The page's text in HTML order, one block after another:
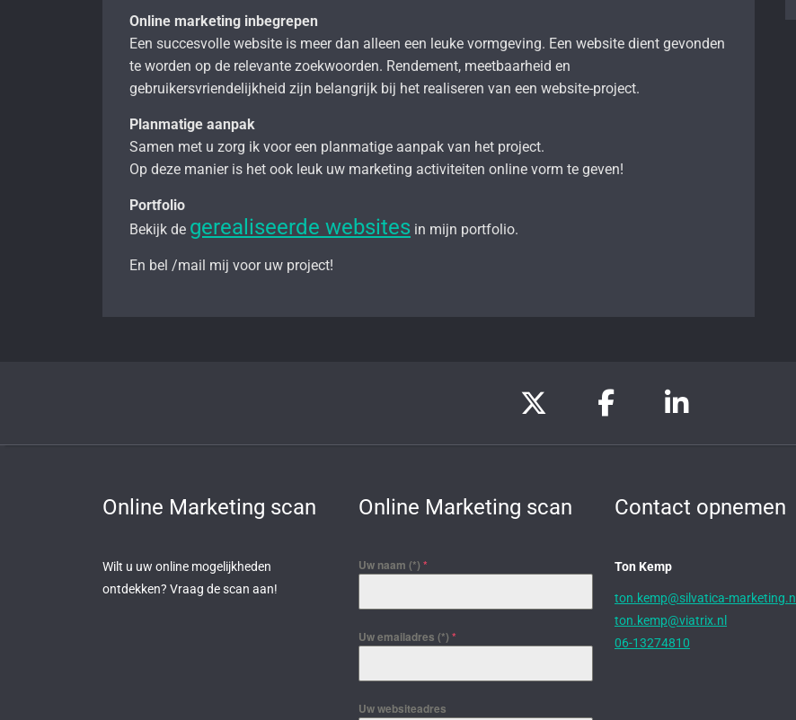
Online marketing inbegrepen
Een succesvolle website is meer dan alleen een leuke vormgeving. Een website dient gevonden
te worden op de relevante zoekwoorden. Rendement, meetbaarheid en
gebruikersvriendelijkheid zijn belangrijk bij het realiseren van een website-project.
Planmatige aanpak
Samen met u zorg ik voor een planmatige aanpak van het project.
Op deze manier is het ook leuk uw marketing activiteiten online vorm te geven!
Portfolio
Bekijk de gerealiseerde websites in mijn portfolio.
En bel /mail mij voor uw project!
Online Marketing scan
Wilt u uw online mogelijkheden
ontdekken? Vraag de scan aan!
Online Marketing scan
Uw naam (*) *
Uw emailadres (*) *
Uw websiteadres
Contact opnemen
Ton Kemp
ton.kemp@silvatica-marketing.nl
ton.kemp@viatrix.nl
06-13274810